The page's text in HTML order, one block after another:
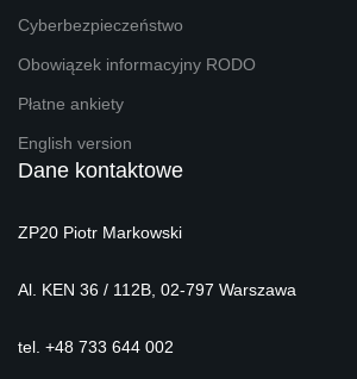
Cyberbezpieczeństwo
Obowiązek informacyjny RODO
Płatne ankiety
English version
Dane kontaktowe
ZP20 Piotr Markowski
Al. KEN 36 / 112B, 02-797 Warszawa
tel. +48 733 644 002